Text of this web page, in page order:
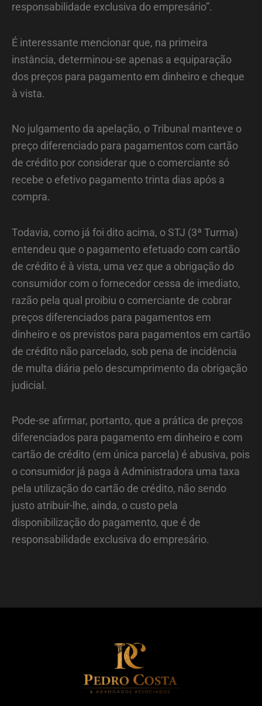
responsabilidade exclusiva do empresário”.
É interessante mencionar que, na primeira
instância, determinou-se apenas a equiparação
dos preços para pagamento em dinheiro e cheque
à vista.
No julgamento da apelação, o Tribunal manteve o
preço diferenciado para pagamentos com cartão
de crédito por considerar que o comerciante só
recebe o efetivo pagamento trinta dias após a
compra.
Todavia, como já foi dito acima, o STJ (3ª Turma)
entendeu que o pagamento efetuado com cartão
de crédito é à vista, uma vez que a obrigação do
consumidor com o fornecedor cessa de imediato,
razão pela qual proibiu o comerciante de cobrar
preços diferenciados para pagamentos em
dinheiro e os previstos para pagamentos em cartão
de crédito não parcelado, sob pena de incidência
de multa diária pelo descumprimento da obrigação
judicial.
Pode-se afirmar, portanto, que a prática de preços
diferenciados para pagamento em dinheiro e com
cartão de crédito (em única parcela) é abusiva, pois
o consumidor já paga à Administradora uma taxa
pela utilização do cartão de crédito, não sendo
justo atribuir-lhe, ainda, o custo pela
disponibilização do pagamento, que é de
responsabilidade exclusiva do empresário.